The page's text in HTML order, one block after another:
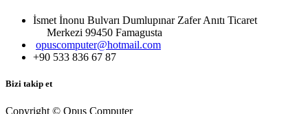
İsmet İnonu Bulvarı Dumlupınar Zafer Anıtı Ticaret
Merkezi 99450 Famagust​a
opuscomputer@hotmail.com
+90 533 836 67 87
Bizi takip et
Copyright © Opus Computer